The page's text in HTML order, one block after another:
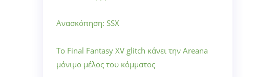
Ανασκόπηση: SSX
Το Final Fantasy XV glitch κάνει την Areana
μόνιμο μέλος του κόμματος